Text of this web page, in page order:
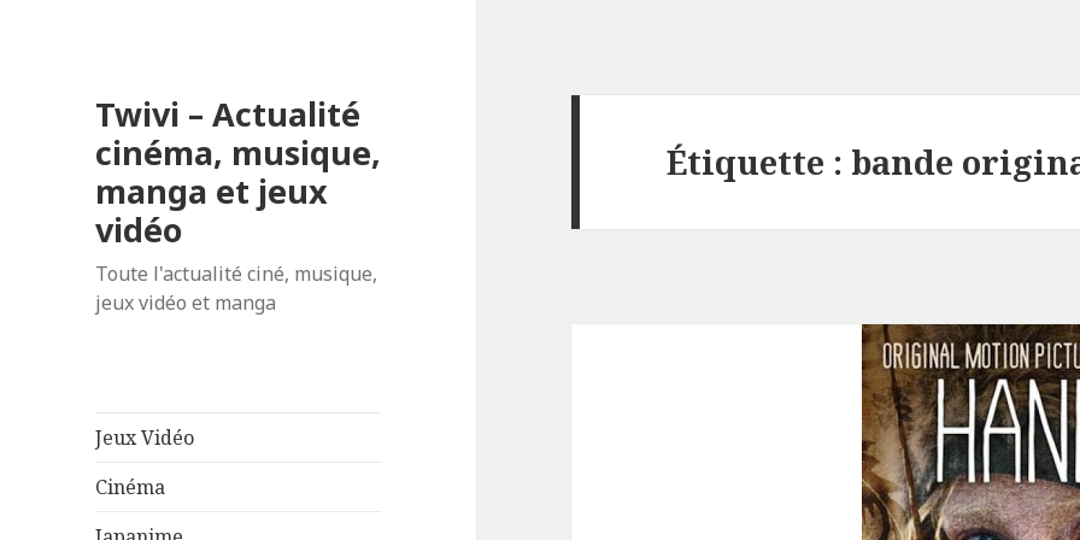
Twivi – Actualité
cinéma, musique,
manga et jeux
vidéo
Toute l'actualité ciné, musique,
jeux vidéo et manga
Jeux Vidéo
Cinéma
Étiquette : bande